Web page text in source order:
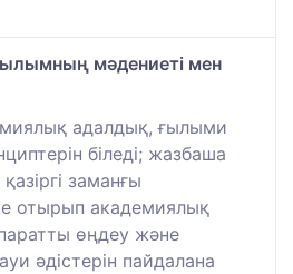
мәдениеті мен
адалдық, ғылыми
біледі; жазбаша
заманғы
отырып академиялық
өңдеу және
әдістерін пайдалана